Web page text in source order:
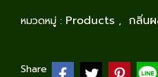
หมวดหมู่ : Products , กลิ่น
Share